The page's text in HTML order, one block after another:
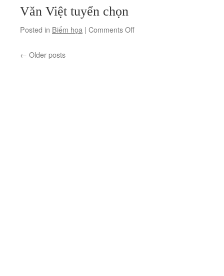
Văn Việt tuyển chọn
Posted in Biếm họa | Comments Offon
← Older posts